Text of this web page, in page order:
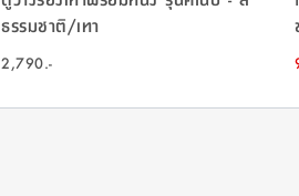
ธรรมชาติ/เทา
2,790.-